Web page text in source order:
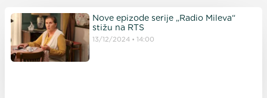
Nove epizode serije „Radio Mileva“
stižu na RTS
13/12/2024 14:00